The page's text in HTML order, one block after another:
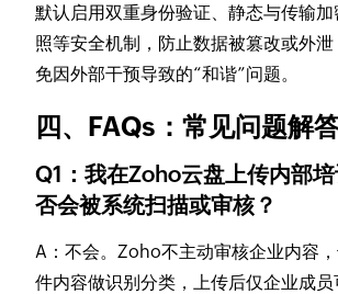
默认启用双重身份验证、静态与传输
照等安全机制，防止数据被篡改或外
免因外部干预导致的“和谐”问题。
四、FAQs：常见问题解
Q1：我在Zoho云盘上传内部
否会被系统扫描或审核？
A：不会。Zoho不主动审核企业内容
件内容做识别分类，上传后仅企业成员